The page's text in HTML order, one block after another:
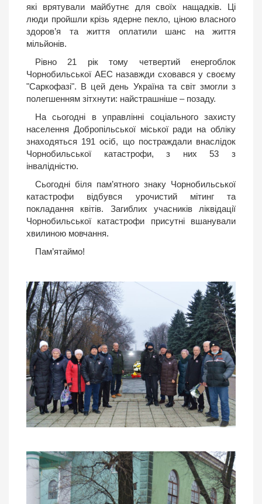
які врятували майбутнє для своїх нащадків. Ці
люди пройшли крізь ядерне пекло, ціною власного
здоров’я та життя оплатили шанс на життя
мільйонів.
Рівно 21 рік тому четвертий енергоблок
Чорнобильської АЕС назавжди сховався у своєму
"Саркофазі". В цей день Україна та світ змогли з
полегшенням зітхнути: найстрашніше – позаду.
На сьогодні в управлінні соціального захисту
населення Добропільської міської ради на обліку
знаходяться 191 осіб, що постраждали внаслідок
Чорнобильської катастрофи, з них 53 з
інвалідністю.
Сьогодні біля пам’ятного знаку Чорнобильської
катастрофи відбувся урочистий мітинг та
покладання квітів. Загиблих учасників ліквідації
Чорнобильської катастрофи присутні вшанували
хвилиною мовчання.
Пам’ятаймо!